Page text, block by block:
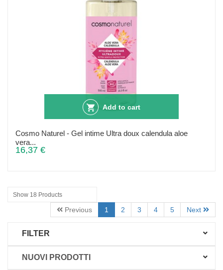
Add to cart
Cosmo Naturel - Gel intime Ultra doux calendula aloe
vera...
16,37 €
Show 18 Products
Previous 1 2 3 4 5 Next
FILTER
NUOVI PRODOTTI